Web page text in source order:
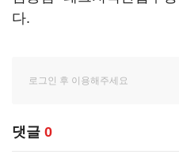
다.
댓글 0